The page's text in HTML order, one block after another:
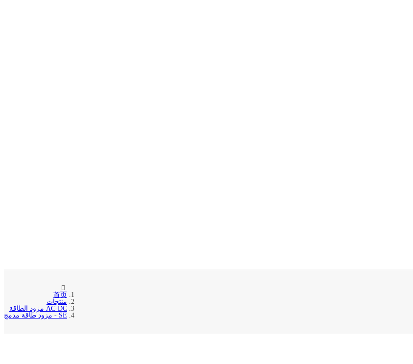
首页
منتجات
AC-DC مزود الطاقة
SE - مزود طاقة مدمج